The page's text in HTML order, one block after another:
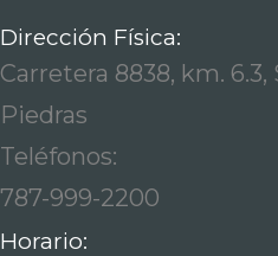
Dirección Física:
Carretera 8838, km.
Piedras
Teléfonos:
787-999-2200
Horario: